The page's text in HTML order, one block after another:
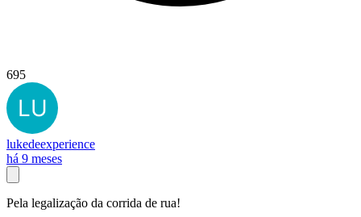
695
lukedeexperience
há 9 meses
Pela legalização da corrida de rua!